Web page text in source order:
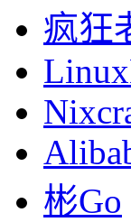
疯狂
彬Go